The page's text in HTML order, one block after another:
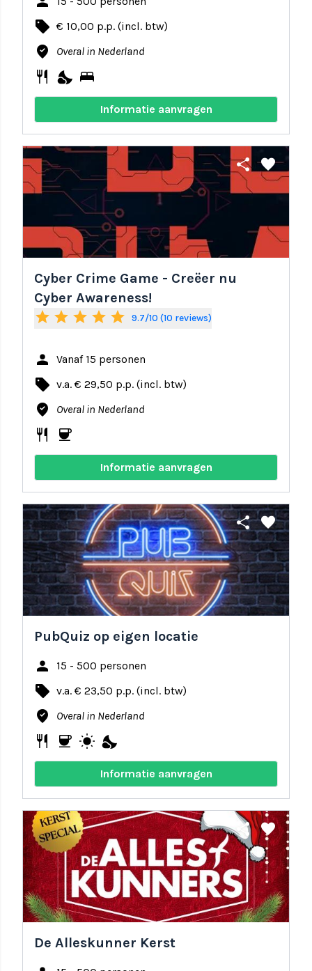
local_offer € 10,00 p.p. (incl. btw)
where_to_vote Overal in Nederland
restaurant nights_stay bed
Informatie aanvragen
share favorite
Cyber Crime Game - Creëer nu
Cyber Awareness!
star star star star star 9.7/10 (10 reviews)
person Vanaf 15 personen
local_offer v.a. € 29,50 p.p. (incl. btw)
where_to_vote Overal in Nederland
restaurant coffee
Informatie aanvragen
share favorite
PubQuiz op eigen locatie
person 15 - 500 personen
local_offer v.a. € 23,50 p.p. (incl. btw)
where_to_vote Overal in Nederland
restaurant coffee wb_sunny nights_stay
Informatie aanvragen
share favorite
De Alleskunner Kerst